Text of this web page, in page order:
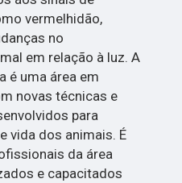
vermelhidão,
no
em relação à luz. A
é uma área em
novas técnicas e
para
vida dos animais. É
da área
e capacitados